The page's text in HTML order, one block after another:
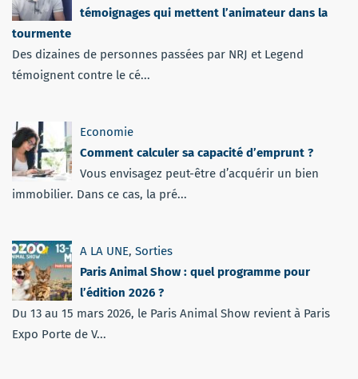
témoignages qui mettent l’animateur dans la
tourmente
Des dizaines de personnes passées par NRJ et Legend
témoignent contre le cé...
Economie
Comment calculer sa capacité d’emprunt ?
Vous envisagez peut-être d’acquérir un bien
immobilier. Dans ce cas, la pré...
A LA UNE, Sorties
Paris Animal Show : quel programme pour
l’édition 2026 ?
Du 13 au 15 mars 2026, le Paris Animal Show revient à Paris
Expo Porte de V...